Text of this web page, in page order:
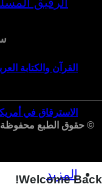
القرآن والكتابة
الاسترقاق في
المزيد
© حقوق الطبع
Welcome Back!